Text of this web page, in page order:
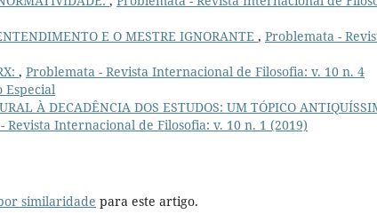
E O MESTRE IGNORANTE , Problemata -
, Problemata - Revista Internacional de Filosofia: v. 10 n. 4
Especial
À DECADÊNCIA DOS ESTUDOS: UM TÓPICO
Revista Internacional de Filosofia: v. 10 n. 1 (2019)
similaridade para este artigo.